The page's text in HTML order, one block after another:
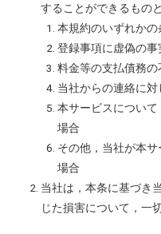
することができるもの
本規約のいずれか
登録事項に虚偽の
料金等の支払債務
当社からの連絡に
本サービスについ
場合
その他，当社が本
場合
当社は，本条に基づき
じた損害について，一